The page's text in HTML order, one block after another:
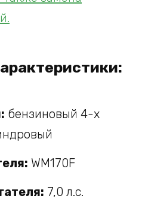
бензиновый 4-х
WM170F
7,0 л.с.